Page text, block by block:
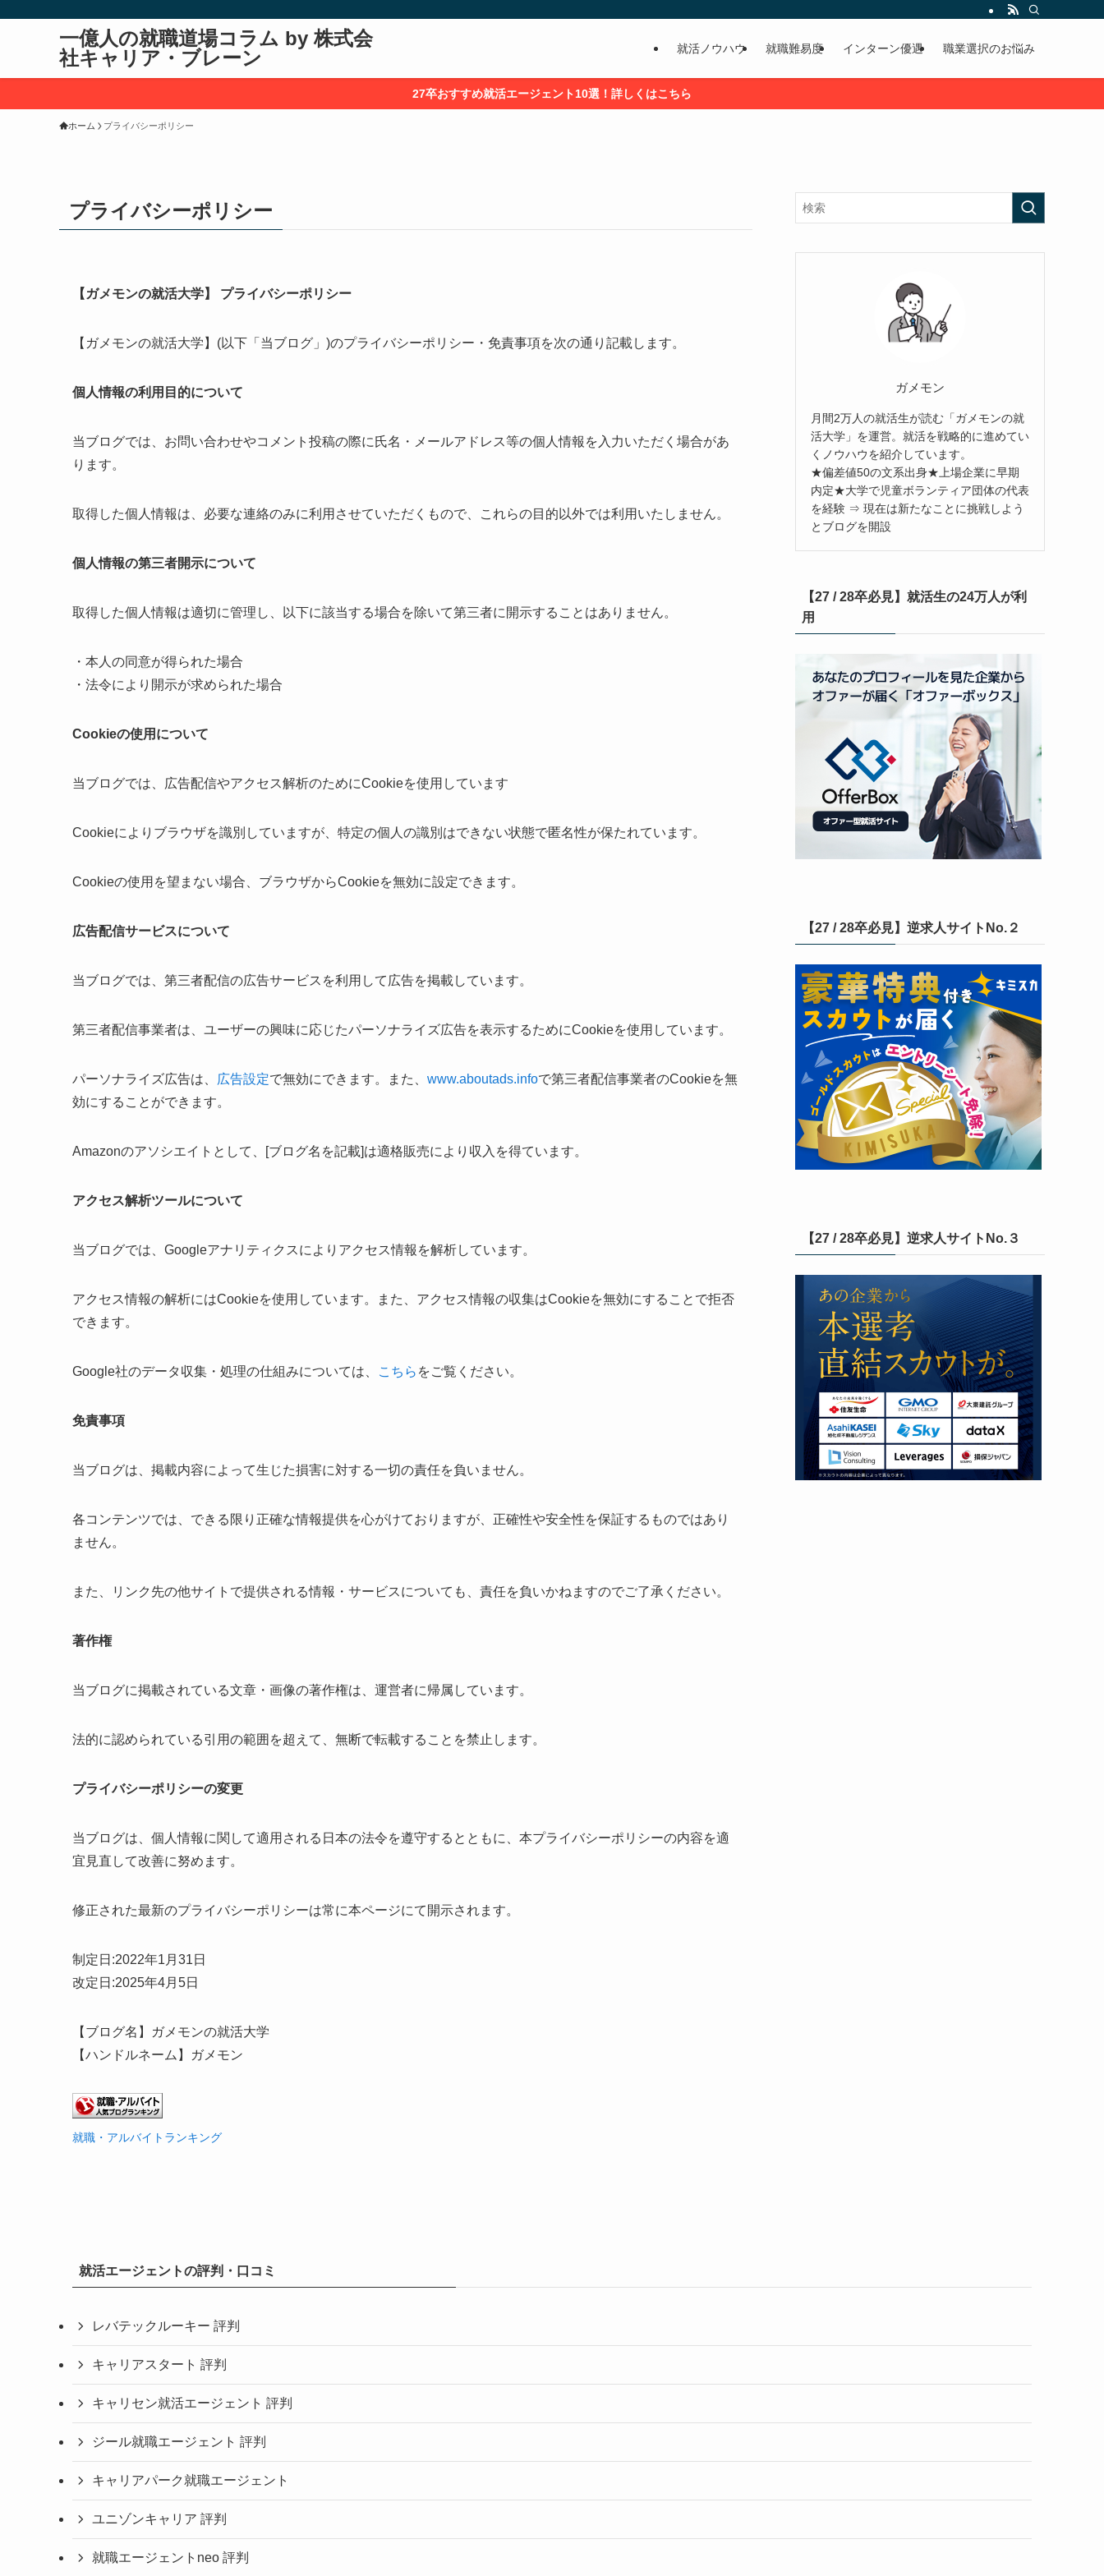
一億人の就職道場コラム by 株式会
社キャリア・ブレーン
就活ノウハウ 就職難易度 インターン優遇 職業選択のお悩み
27卒おすすめ就活エージェント10選！詳しくはこちら
ホーム プライバシーポリシー
プライバシーポリシー
【ガメモンの就活大学】 プライバシーポリシー
【ガメモンの就活大学】(以下「当ブログ」)のプライバシーポリシー・免責事項を次の通り記載します。
個人情報の利用目的について
当ブログでは、お問い合わせやコメント投稿の際に氏名・メールアドレス等の個人情報を入力いただく場合があ
ります。
取得した個人情報は、必要な連絡のみに利用させていただくもので、これらの目的以外では利用いたしません。
個人情報の第三者開示について
取得した個人情報は適切に管理し、以下に該当する場合を除いて第三者に開示することはありません。
・本人の同意が得られた場合
・法令により開示が求められた場合
Cookieの使用について
当ブログでは、広告配信やアクセス解析のためにCookieを使用しています
Cookieによりブラウザを識別していますが、特定の個人の識別はできない状態で匿名性が保たれています。
Cookieの使用を望まない場合、ブラウザからCookieを無効に設定できます。
広告配信サービスについて
当ブログでは、第三者配信の広告サービスを利用して広告を掲載しています。
第三者配信事業者は、ユーザーの興味に応じたパーソナライズ広告を表示するためにCookieを使用しています。
パーソナライズ広告は、 広告設定で無効にできます。また、 www.aboutads.infoで第三者配信事業者のCookieを無
効にすることができます。
Amazonのアソシエイトとして、[ブログ名を記載]は適格販売により収入を得ています。
アクセス解析ツールについて
当ブログでは、Googleアナリティクスによりアクセス情報を解析しています。
アクセス情報の解析にはCookieを使用しています。また、アクセス情報の収集はCookieを無効にすることで拒否
できます。
Google社のデータ収集・処理の仕組みについては、 こちら をご覧ください。
免責事項
当ブログは、掲載内容によって生じた損害に対する一切の責任を負いません。
各コンテンツでは、できる限り正確な情報提供を心がけておりますが、正確性や安全性を保証するものではあり
ません。
また、リンク先の他サイトで提供される情報・サービスについても、責任を負いかねますのでご了承ください。
著作権
当ブログに掲載されている文章・画像の著作権は、運営者に帰属しています。
法的に認められている引用の範囲を超えて、無断で転載することを禁止します。
プライバシーポリシーの変更
当ブログは、個人情報に関して適用される日本の法令を遵守するとともに、本プライバシーポリシーの内容を適
宜見直して改善に努めます。
修正された最新のプライバシーポリシーは常に本ページにて開示されます。
制定日:2022年1月31日
改定日:2025年4月5日
【ブログ名】ガメモンの就活大学
【ハンドルネーム】ガメモン
就職・アルバイトランキング
ガメモン
月間2万人の就活生が読む「ガメモンの就
活大学」を運営。就活を戦略的に進めてい
くノウハウを紹介しています。
★偏差値50の文系出身★上場企業に早期
内定★大学で児童ボランティア団体の代表
を経験 ⇒ 現在は新たなことに挑戦しよう
とブログを開設
【27 / 28卒必見】就活生の24万人が利
用
【27 / 28卒必見】逆求人サイトNo.２
【27 / 28卒必見】逆求人サイトNo.３
就活エージェントの評判・口コミ
レバテックルーキー 評判
キャリアスタート 評判
キャリセン就活エージェント 評判
ジール就職エージェント 評判
キャリアパーク就職エージェント
ユニゾンキャリア 評判
就職エージェントneo 評判